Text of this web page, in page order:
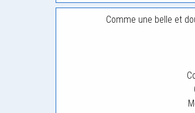
Comme une belle et